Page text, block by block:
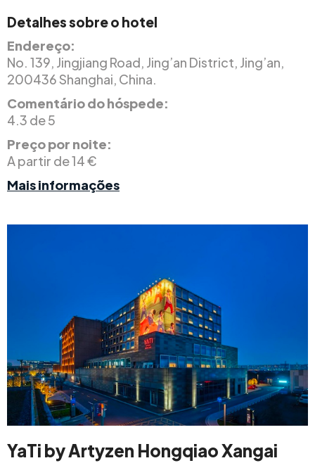
Detalhes sobre o hotel
Endereço:
No. 139, Jingjiang Road, Jing’an District, Jing’an,
200436 Shanghai, China.
Comentário do hóspede:
4.3 de 5
Preço por noite:
A partir de 14 €
Mais informações
YaTi by Artyzen Hongqiao Xangai